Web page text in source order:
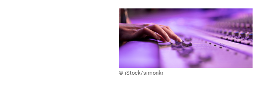
© iStock/simonkr